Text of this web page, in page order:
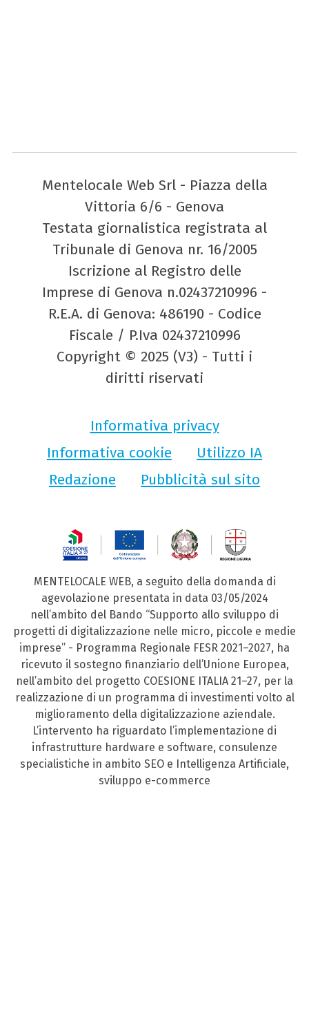
Mentelocale Web Srl - Piazza della
Vittoria 6/6 - Genova
Testata giornalistica registrata al
Tribunale di Genova nr. 16/2005
Iscrizione al Registro delle
Imprese di Genova n.02437210996 -
R.E.A. di Genova: 486190 - Codice
Fiscale / P.Iva 02437210996
Copyright © 2025 (V3) - Tutti i
diritti riservati
Informativa privacy
Informativa cookie
Utilizzo IA
Redazione
Pubblicità sul sito
MENTELOCALE WEB, a seguito della domanda di
agevolazione presentata in data 03/05/2024
nell’ambito del Bando “Supporto allo sviluppo di
progetti di digitalizzazione nelle micro, piccole e medie
imprese” - Programma Regionale FESR 2021–2027, ha
ricevuto il sostegno finanziario dell’Unione Europea,
nell’ambito del progetto COESIONE ITALIA 21–27, per la
realizzazione di un programma di investimenti volto al
miglioramento della digitalizzazione aziendale.
L’intervento ha riguardato l’implementazione di
infrastrutture hardware e software, consulenze
specialistiche in ambito SEO e Intelligenza Artificiale,
sviluppo e-commerce